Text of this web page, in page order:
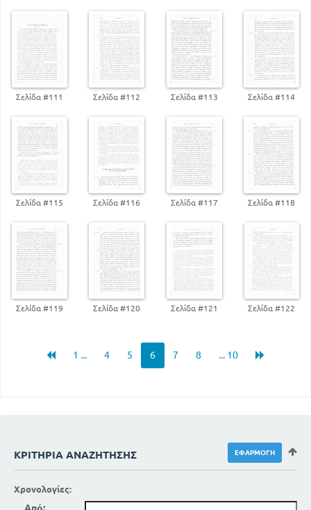
Σελίδα #111 Σελίδα #112 Σελίδα #113 Σελίδα #114
Σελίδα #115 Σελίδα #116 Σελίδα #117 Σελίδα #118
Σελίδα #119 Σελίδα #120 Σελίδα #121 Σελίδα #122
1 ... 4 5 6 7 8 ... 10
ΚΡΙΤΉΡΙΑ ΑΝΑΖΉΤΗΣΗΣ
Χρονολογίες: